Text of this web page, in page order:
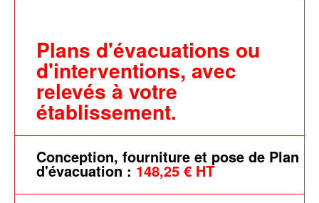
Plans d'évacuations ou
d'interventions, avec
relevés à votre
établissement.
Conception, fourniture et pose de Plan
d'évacuation : 148,25 € HT